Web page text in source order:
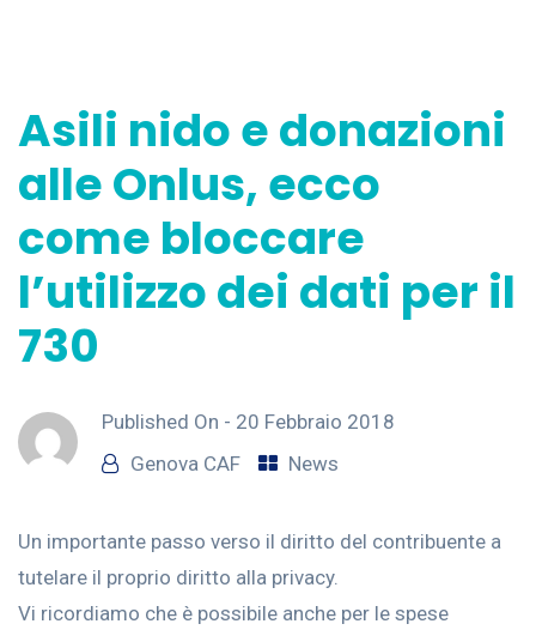
Asili nido e donazioni
alle Onlus, ecco
come bloccare
l’utilizzo dei dati per il
730
Published On - 20 Febbraio 2018
Genova CAF
News
Un importante passo verso il diritto del contribuente a
tutelare il proprio diritto alla privacy.
Vi ricordiamo che è possibile anche per le spese